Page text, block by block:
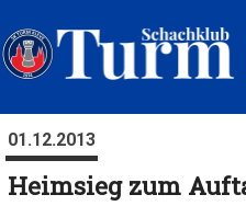
01.12.2013
Heimsieg zum